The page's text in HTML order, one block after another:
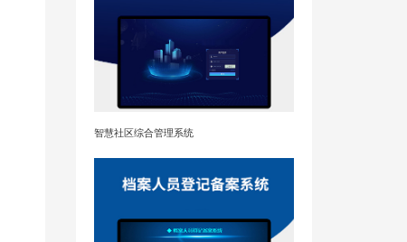
智慧社区综合管理系统